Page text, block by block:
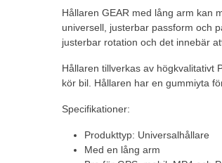
Hållaren GEAR med lång arm kan
universell, justerbar passform och
justerbar rotation och det innebär
Hållaren tillverkas av högkvalitativt
kör bil. Hållaren har en gummiyta
Specifikationer:
Produkttyp: Universalhållare
Med en lång arm